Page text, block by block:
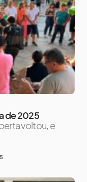
de 2025
voltou, e